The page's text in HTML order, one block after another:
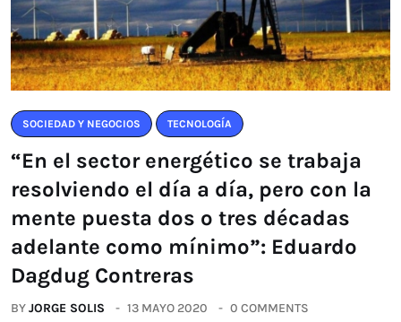
SOCIEDAD Y NEGOCIOS TECNOLOGÍA
“En el sector energético se trabaja
resolviendo el día a día, pero con la
mente puesta dos o tres décadas
adelante como mínimo”: Eduardo
Dagdug Contreras
BYJORGE SOLIS 13 MAYO 2020 0 COMMENTS